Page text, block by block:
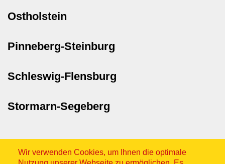
Ostholstein
Pinneberg-Steinburg
Schleswig-Flensburg
Stormarn-Segeberg
Wir verwenden Cookies, um Ihnen die optimale